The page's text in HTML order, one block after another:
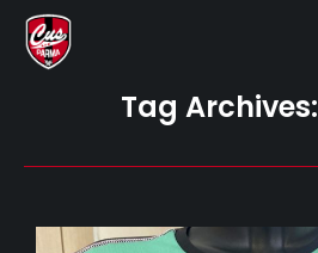
Tag Archives: